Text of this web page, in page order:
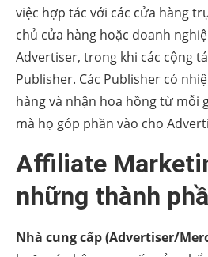
việc hợp tác với các cửa hàng
chủ cửa hàng hoặc doanh
Advertiser, trong khi các cộng
Publisher. Các Publisher có
hàng và nhận hoa hồng từ mỗi
mà họ góp phần vào cho
Affiliate
những thành
Nhà cung cấp (Advertiser/